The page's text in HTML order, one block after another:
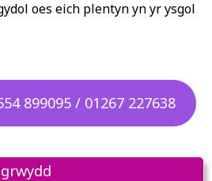
oes eich plentyn yn yr ysgol
899095 / 01267 227638